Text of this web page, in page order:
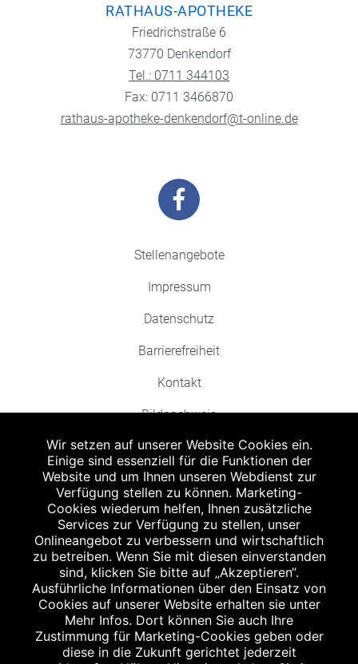
RATHAUS-APOTHEKE
Friedrichstraße 6
73770 Denkendorf
Tel.: 0711 344103
Fax: 0711 3466870
rathaus-apotheke-denkendorf@t-online.de
Stellenangebote
Impressum
Datenschutz
Barrierefreiheit
Kontakt
Bildnachweis
Abgabe in haushaltsüblichen Mengen, solange der Vorrat reicht. Für Druck-
und Satzfehler keine Haftung.
Zu Risiken und Nebenwirkungen lesen Sie die Packungsbeilage und fragen
Sie Ihren Arzt oder Apotheker.
Angabe nach der deutschen Arzneimitteltaxe Apothekenerstattungspreis
(AEP). Der AEP ist keine unverbindliche Preisempfehlung der Hersteller. Der
AEP ist ein von den Apotheken in Ansatz gebrachter Preis für rezeptfreie
Arzneimittel. Er entspricht in der Höhe dem für Apotheken verbindlichen
Abgabepreis, zu dem eine Apotheke in bestimmten Fällen (z.B. bei Kindern
unter 12 Jahren) das Produkt mit der gesetzlichen Krankenversicherung
abrechnet. Der AEP ist der allgemeine Erstattungspreis im Falle einer
Kostenübernahme durch die gesetzlichen Krankenkassen, vor Abzug eines
Wir setzen auf unserer Website Cookies ein.
Einige sind essenziell für die Funktionen der
Website und um Ihnen unseren Webdienst zur
Verfügung stellen zu können. Marketing-
Cookies wiederum helfen, Ihnen zusätzliche
Services zur Verfügung zu stellen, unser
Onlineangebot zu verbessern und wirtschaftlich
zu betreiben. Wenn Sie mit diesen einverstanden
sind, klicken Sie bitte auf „Akzeptieren“.
Ausführliche Informationen über den Einsatz von
Cookies auf unserer Website erhalten sie unter
Mehr Infos. Dort können Sie auch Ihre
Zustimmung für Marketing-Cookies geben oder
diese in die Zukunft gerichtet jederzeit